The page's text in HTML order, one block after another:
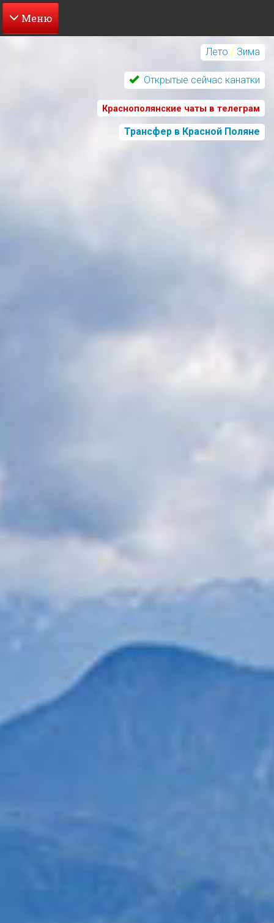
Перейти
Лето / Зима
Открытые сейчас канатки
Краснополянские чаты в телеграм
Трансфер в Красной Поляне